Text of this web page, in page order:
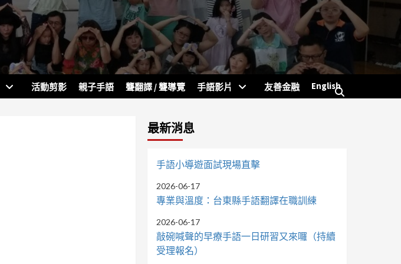
活動剪影 親子手語 聾翻譯 / 聾導覽 手語影片 友善金融 English
最新消息
手語小導遊面試現場直擊
2026-06-17
專業與溫度：台東縣手語翻譯在職訓練
2026-06-17
敲碗喊聲的早療手語一日研習又來囉（持續
受理報名）